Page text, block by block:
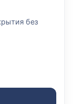
без